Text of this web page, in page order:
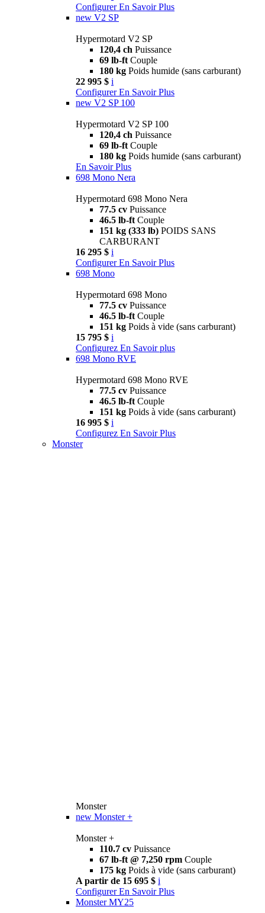
Configurer En Savoir Plus
new V2 SP
Hypermotard V2 SP
120,4 ch Puissance
69 lb-ft Couple
180 kg Poids humide (sans carburant)
22 995 $ i
Configurer En Savoir Plus
new V2 SP 100
Hypermotard V2 SP 100
120,4 ch Puissance
69 lb-ft Couple
180 kg Poids humide (sans carburant)
En Savoir Plus
698 Mono Nera
Hypermotard 698 Mono Nera
77.5 cv Puissance
46.5 lb-ft Couple
151 kg (333 lb) POIDS SANS
CARBURANT
16 295 $ i
Configurer En Savoir Plus
698 Mono
Hypermotard 698 Mono
77.5 cv Puissance
46.5 lb-ft Couple
151 kg Poids à vide (sans carburant)
15 795 $ i
Configurez En Savoir plus
698 Mono RVE
Hypermotard 698 Mono RVE
77.5 cv Puissance
46.5 lb-ft Couple
151 kg Poids à vide (sans carburant)
16 995 $ i
Configurez En Savoir Plus
Monster
Monster
new Monster +
Monster +
110.7 cv Puissance
67 lb-ft @ 7,250 rpm Couple
175 kg Poids à vide (sans carburant)
A partir de 15 695 $ i
Configurer En Savoir Plus
Monster MY25